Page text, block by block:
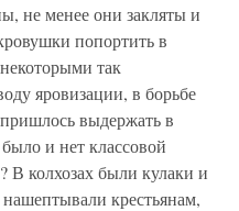
не менее они закляты и
попортить в
так
яровизации, в борьбе
выдержать в
и нет классовой
В колхозах были кулаки и
крестьянам,